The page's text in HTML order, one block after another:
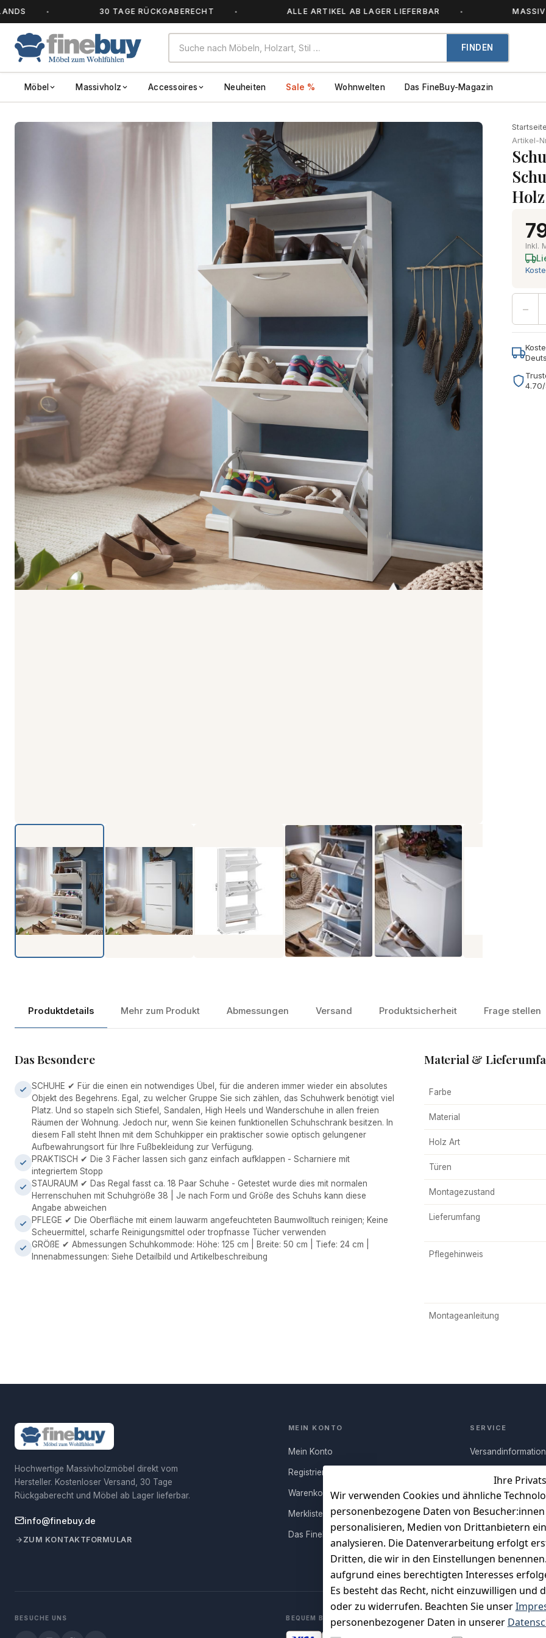
30 TAGE RÜCKGABERECHT ALLE ARTIKEL AB LAGER LIEFERBAR MASSIVHOLZ
FINDEN
Möbel Massivholz Accessoires Neuheiten Sale % Wohnwelten Das FineBuy-Magazin
Startseite
Artikel-
Inkl.
−
Produktdetails Mehr zum Produkt Abmessungen Versand Produktsicherheit Frage stellen
Das Besondere
SCHUHE ✔ Für die einen ein notwendiges Übel, für die anderen immer wieder ein absolutes
Objekt des Begehrens. Egal, zu welcher Gruppe Sie sich zählen, das Schuhwerk benötigt viel
Platz. Und so stapeln sich Stiefel, Sandalen, High Heels und Wanderschuhe in allen freien
Räumen der Wohnung. Jedoch nur, wenn Sie keinen funktionellen Schuhschrank besitzen. In
diesem Fall steht Ihnen mit dem Schuhkipper ein praktischer sowie optisch gelungener
Aufbewahrungsort für Ihre Fußbekleidung zur Verfügung.
PRAKTISCH ✔ Die 3 Fächer lassen sich ganz einfach aufklappen - Scharniere mit
integriertem Stopp
STAURAUM ✔ Das Regal fasst ca. 18 Paar Schuhe - Getestet wurde dies mit normalen
Herrenschuhen mit Schuhgröße 38 | Je nach Form und Größe des Schuhs kann diese
Angabe abweichen
PFLEGE ✔ Die Oberfläche mit einem lauwarm angefeuchteten Baumwolltuch reinigen; Keine
Scheuermittel, scharfe Reinigungsmittel oder tropfnasse Tücher verwenden
GRÖßE ✔ Abmessungen Schuhkommode: Höhe: 125 cm | Breite: 50 cm | Tiefe: 24 cm |
Innenabmessungen: Siehe Detailbild und Artikelbeschreibung
Material &
Farbe
Material
Holz Art
Türen
Montagezustand
Lieferumfang
Pflegehinweis
Montageanleitung
Ihre
Wir verwenden Cookies und ähnliche
personenbezogene Daten von
personalisieren, Medien von Drittanbietern
analysieren. Die Datenverarbeitung erfolgt
Dritten, die wir in den Einstellungen
aufgrund eines berechtigten Interesses
Es besteht das Recht, nicht einzuwilligen
oder zu widerrufen. Beachten Sie unser
personenbezogener Daten in unserer
Hochwertige Massivholzmöbel direkt vom
Hersteller. Kostenloser Versand, 30 Tage
Rückgaberecht und Möbel ab Lager lieferbar.
info@finebuy.de
ZUM KONTAKTFORMULAR
MEIN KONTO
Mein Konto
Registrieren
Warenkorb
Merkliste
Das FineBuy-Magazin
SERVICE
Rücksendung
Persönlicher
Erfahrungen
Vertrag
BESUCHE UNS BEQUEM BEZAHLEN MIT